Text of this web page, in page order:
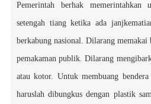
Pemerintah berhak memerintahkan
setengah tiang ketika ada
berkabung nasional. Dilarang memakai
pemakaman publik. Dilarang
atau kotor. Untuk membuang
haruslah dibungkus dengan plastik